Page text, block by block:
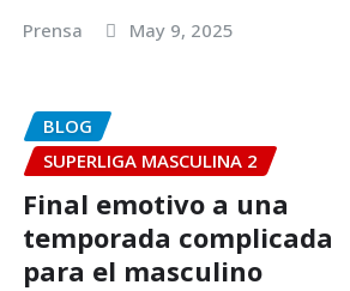
Prensa May 9, 2025
BLOG
SUPERLIGA MASCULINA 2
Final emotivo a una
temporada complicada
para el masculino